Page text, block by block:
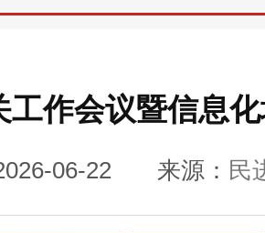
工作会议暨信息
06-22 来源： 民